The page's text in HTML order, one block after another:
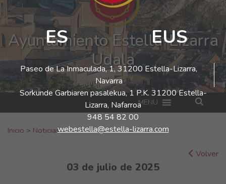
ES EUS
Paseo de La Inmaculada, 1, 31200 Estella-Lizarra,
Navarra
Sorkunde Garbiaren pasalekua, 1 P.K. 31200 Estella-
Lizarra, Nafarroa
948 54 82 00
webestella@estella-lizarra.com
Ayuntamiento Estella-Lizarra
Udala
MENU
Buscar:
Inicio > Noticias
Volver
03 de julio de 2025